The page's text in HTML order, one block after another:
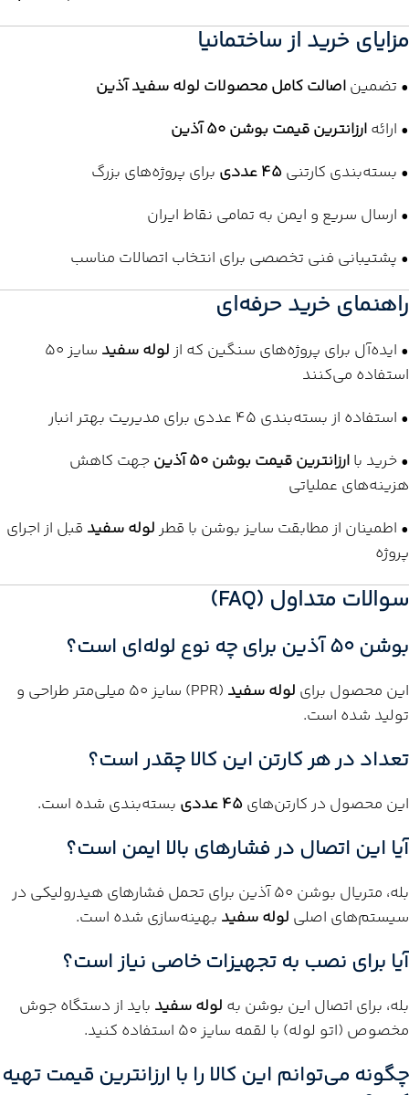
مزایای خرید از ساختمانیا
• تضمیناصالت کامل محصولات لوله سفید آذین
• ارائهارزانترین قیمت بوشن 50 آذین
• بسته‌بندی کارتنی45 عددی
برای پروژه‌های بزرگ
• ارسال سریع و ایمن به تمامی نقاط ایران
• پشتیبانی فنی تخصصی برای انتخاب اتصالات مناسب
راهنمای خرید حرفه‌ای
• ایده‌آل برای پروژه‌های سنگین که از لوله سفید
سایز 50
استفاده می‌کنند
• استفاده از بسته‌بندی 45 عددی برای مدیریت بهتر انبار
• خرید باارزانترین قیمت بوشن 50 آذین
جهت کاهش
هزینه‌های عملیاتی
• اطمینان از مطابقت سایز بوشن با قطر لوله سفید قبل از اجرای
پروژه
سوالات متداول (FAQ)
بوشن 50 آذین برای چه نوع لوله‌ای است؟
این محصول برای لوله سفید
(PPR) سایز 50 میلی‌متر طراحی و
تولید شده است.
تعداد در هر کارتن این کالا چقدر است؟
این محصول در کارتن‌های45 عددی بسته‌بندی شده است.
آیا این اتصال در فشارهای بالا ایمن است؟
بله، متریال بوشن 50 آذین برای تحمل فشارهای هیدرولیکی در
سیستم‌های اصلی لوله سفید بهینه‌سازی شده است.
آیا برای نصب به تجهیزات خاصی نیاز است؟
بله، برای اتصال این بوشن به لوله سفید باید از دستگاه جوش
مخصوص (اتو لوله) با لقمه سایز 50 استفاده کنید.
چگونه می‌توانم این کالا را با ارزانترین قیمت تهیه